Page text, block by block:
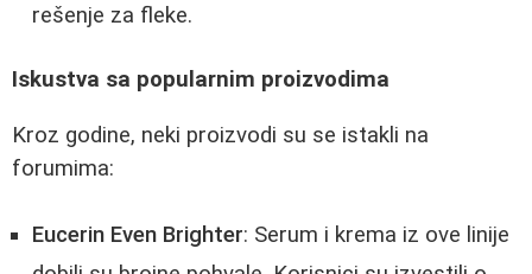
rešenje za fleke.
Iskustva sa popularnim proizvodima
Kroz godine, neki proizvodi su se istakli na
forumima:
Eucerin Even Brighter: Serum i krema iz ove linije